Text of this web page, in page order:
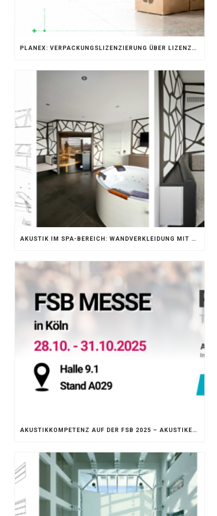
PLANEX: VERPACKUNGSLIZENZIERUNG ÜBER LIZENZERO & LUCID 2026
AKUSTIK IM SPA-BEREICH: WANDVERKLEIDUNG MIT SILENTPROTECT CORE
AKUSTIKKOMPETENZ AUF DER FSB 2025 – AKUSTIKELEMENTE FÜR DIE LEBENSRÄUME VON MORGEN